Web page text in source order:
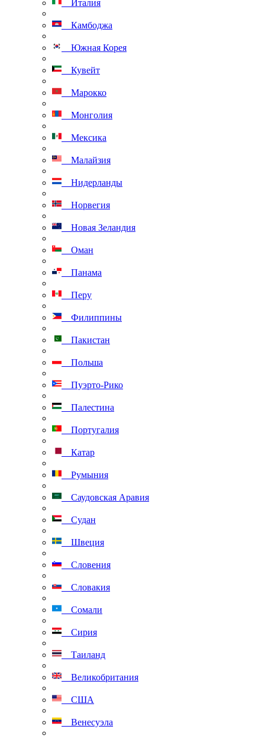
Италия
Камбоджа
Южная Корея
Кувейт
Марокко
Монголия
Мексика
Малайзия
Нидерланды
Норвегия
Новая Зеландия
Оман
Панама
Перу
Филиппины
Пакистан
Польша
Пуэрто-Рико
Палестина
Португалия
Катар
Румыния
Саудовская Аравия
Судан
Швеция
Словения
Словакия
Сомали
Сирия
Таиланд
Великобритания
США
Венесуэла